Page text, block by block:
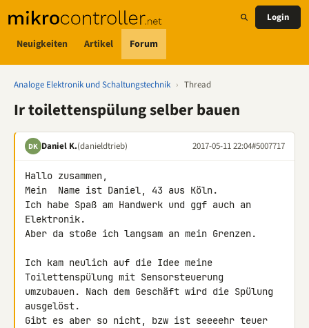
Neuigkeiten Artikel Forum
Login
Analoge Elektronik und Schaltungstechnik › Thread
Ir toilettenspülung selber bauen
DK Daniel K.(danieldtrieb) 2017-05-11 22:04#5007717
Hallo zusammen,
Mein  Name ist Daniel, 43 aus Köln.
Ich habe Spaß am Handwerk und ggf auch an
Elektronik.
Aber da stoße ich langsam an mein Grenzen.
Ich kam neulich auf die Idee meine
Toilettenspülung mit Sensorsteuerung
umzubauen. Nach dem Geschäft wird die Spülung
ausgelöst.
Gibt es aber so nicht, bzw ist seeeehr teuer